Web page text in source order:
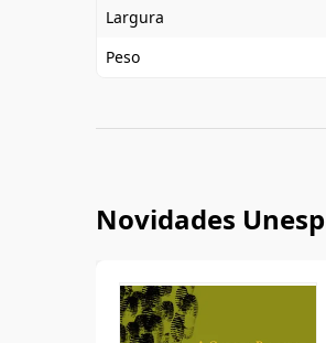
Largura
Peso
Novidades Unesp